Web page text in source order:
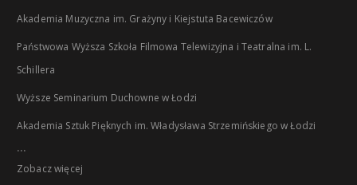
Akademia Muzyczna im. Grażyny i Kiejstuta Bacewiczów
Państwowa Wyższa Szkoła Filmowa Telewizyjna i Teatralna im. L.
Schillera
Wyższe Seminarium Duchowne w Łodzi
Akademia Sztuk Pięknych im. Władysława Strzemińskiego w Łodzi
...
Zobacz więcej